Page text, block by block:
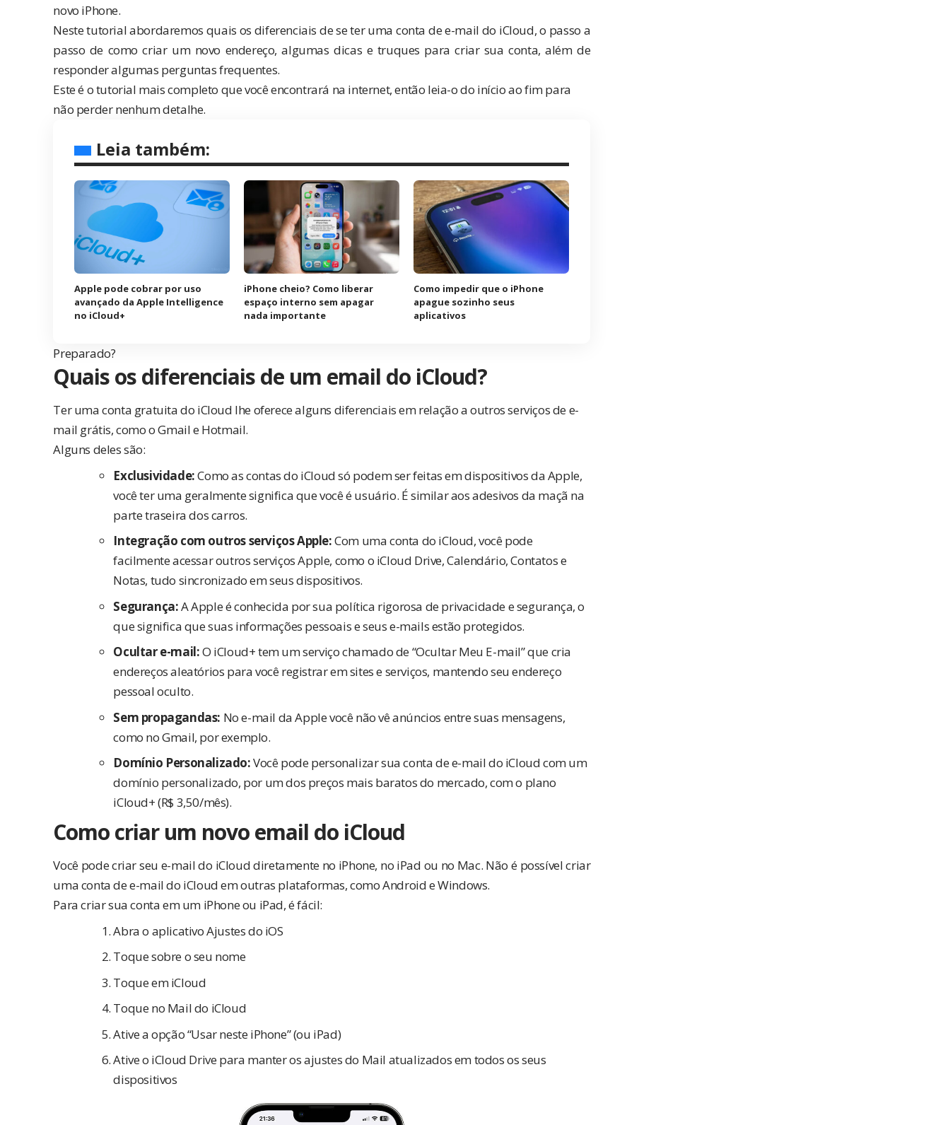
novo iPhone.
Neste tutorial abordaremos quais os diferenciais de se ter uma conta de e-mail do iCloud, o passo a
passo de como criar um novo endereço, algumas dicas e truques para criar sua conta, além de
responder algumas perguntas frequentes.
Este é o tutorial mais completo que você encontrará na internet, então leia-o do início ao fim para
não perder nenhum detalhe.
Leia também:
Apple pode cobrar por uso
avançado da Apple Intelligence
no iCloud+
iPhone cheio? Como liberar
espaço interno sem apagar
nada importante
Como impedir que o iPhone
apague sozinho seus
aplicativos
Preparado?
Quais os diferenciais de um email do iCloud?
Ter uma conta gratuita do iCloud lhe oferece alguns diferenciais em relação a outros serviços de e-
mail grátis, como o Gmail e Hotmail.
Alguns deles são:
Exclusividade:Como as contas do iCloud só podem ser feitas em dispositivos da Apple,
você ter uma geralmente significa que você é usuário. É similar aos adesivos da maçã na
parte traseira dos carros.
Integração com outros serviços Apple:Com uma conta do iCloud, você pode
facilmente acessar outros serviços Apple, como o iCloud Drive, Calendário, Contatos e
Notas, tudo sincronizado em seus dispositivos.
Segurança:A Apple é conhecida por sua política rigorosa de privacidade e segurança, o
que significa que suas informações pessoais e seus e-mails estão protegidos.
Ocultar e-mail:O iCloud+ tem um serviço chamado de “Ocultar Meu E-mail” que cria
endereços aleatórios para você registrar em sites e serviços, mantendo seu endereço
pessoal oculto.
Sem propagandas: No e-mail da Apple você não vê anúncios entre suas mensagens,
como no Gmail, por exemplo.
Domínio Personalizado:Você pode personalizar sua conta de e-mail do iCloud com um
domínio personalizado, por um dos preços mais baratos do mercado, com o plano
iCloud+ (R$ 3,50/mês).
Como criar um novo email do iCloud
Você pode criar seu e-mail do iCloud diretamente no iPhone, no iPad ou no Mac. Não é possível criar
uma conta de e-mail do iCloud em outras plataformas, como Android e Windows.
Para criar sua conta em um iPhone ou iPad, é fácil:
Abra o aplicativo Ajustes do iOS
Toque sobre o seu nome
Toque em iCloud
Toque no Mail do iCloud
Ative a opção “Usar neste iPhone” (ou iPad)
Ative o iCloud Drive para manter os ajustes do Mail atualizados em todos os seus
dispositivos